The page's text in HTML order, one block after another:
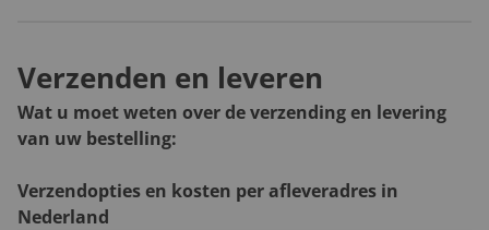
Verzenden en leveren
Wat u moet weten over de verzending en levering
van uw bestelling:
Verzendopties en kosten per afleveradres in
Nederland